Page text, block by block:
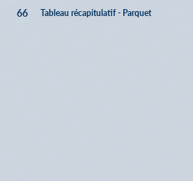
66 Tableau récapitulatif - Parquet